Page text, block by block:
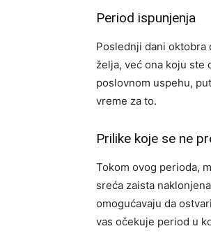
Period ispunjenja
Poslednji dani oktobra
želja, već ona koju ste
poslovnom uspehu,
vreme za to.
Prilike koje se ne
Tokom ovog perioda,
sreća zaista
omogućavaju da
vas očekuje period u